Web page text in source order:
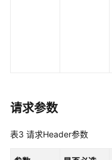
例
请求参数
表3 请求Header参数